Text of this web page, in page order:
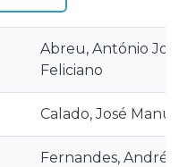
Abreu, António
Feliciano
Calado, José
Fernandes, André